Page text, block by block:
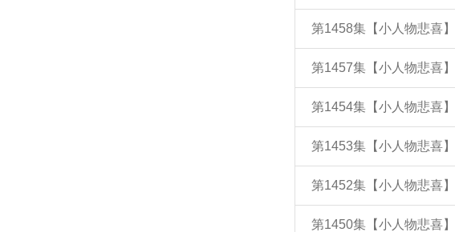
第1458集【小人物悲喜
第1457集【小人物悲喜
第1454集【小人物悲喜
第1453集【小人物悲喜
第1452集【小人物悲喜
第1450集【小人物悲喜